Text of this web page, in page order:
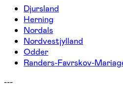
Djursland
Herning
Nordals
Nordvestjylland
Odder
Randers-Favrskov-
---